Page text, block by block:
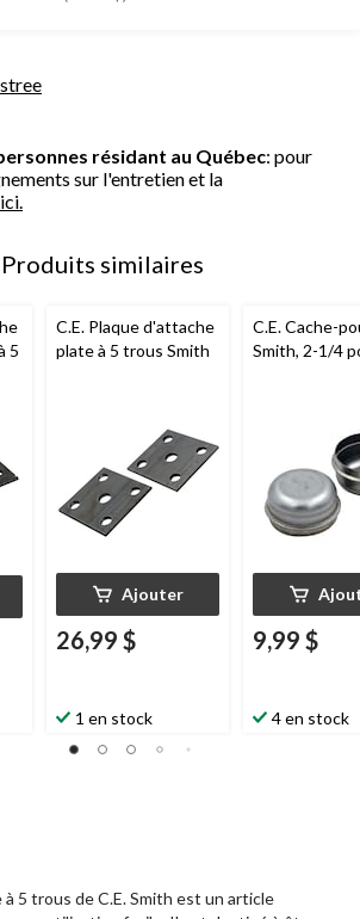
résidant au Québec: pour
sur l'entretien et la
Produits similaires
5
C.E. Plaque d'attache
plate à 5 trous Smith
Ajouter
26,99 $
1 en stock
C.E. Cache-
Smith, 2-1/4
9,99 $
4 en stock
5 trous de C.E. Smith est un article